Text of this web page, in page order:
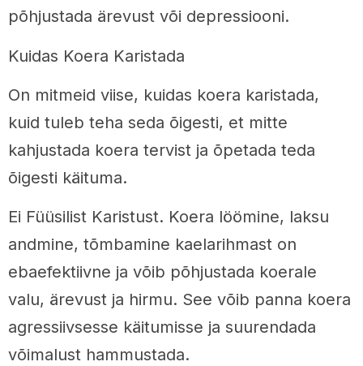
põhjustada ärevust või depressiooni.
Kuidas Koera Karistada
On mitmeid viise, kuidas koera karistada,
kuid tuleb teha seda õigesti, et mitte
kahjustada koera tervist ja õpetada teda
õigesti käituma.
Ei Füüsilist Karistust. Koera löömine, laksu
andmine, tõmbamine kaelarihmast on
ebaefektiivne ja võib põhjustada koerale
valu, ärevust ja hirmu. See võib panna koera
agressiivsesse käitumisse ja suurendada
võimalust hammustada.